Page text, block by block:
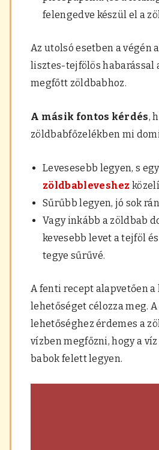
felengedve készül el a
Az utolsó esetben a végén
lisztes-tejfölös habarással
megfőtt zöldbabhoz.
A másik fontos kérdés,
zöldbabfőzelékben mi
Levesesebb legyen, s
zöldbableveshez
Sűrűbb legyen, jó sok
Vagy inkább a zöldbab
kevesebb levet a tejföl
tegye sűrűvé.
A fenti recept alapvetően
lehetőséget célozza meg.
lehetőséghez érdemes a
vízben megfőzni, hogy a
babok felett legyen.